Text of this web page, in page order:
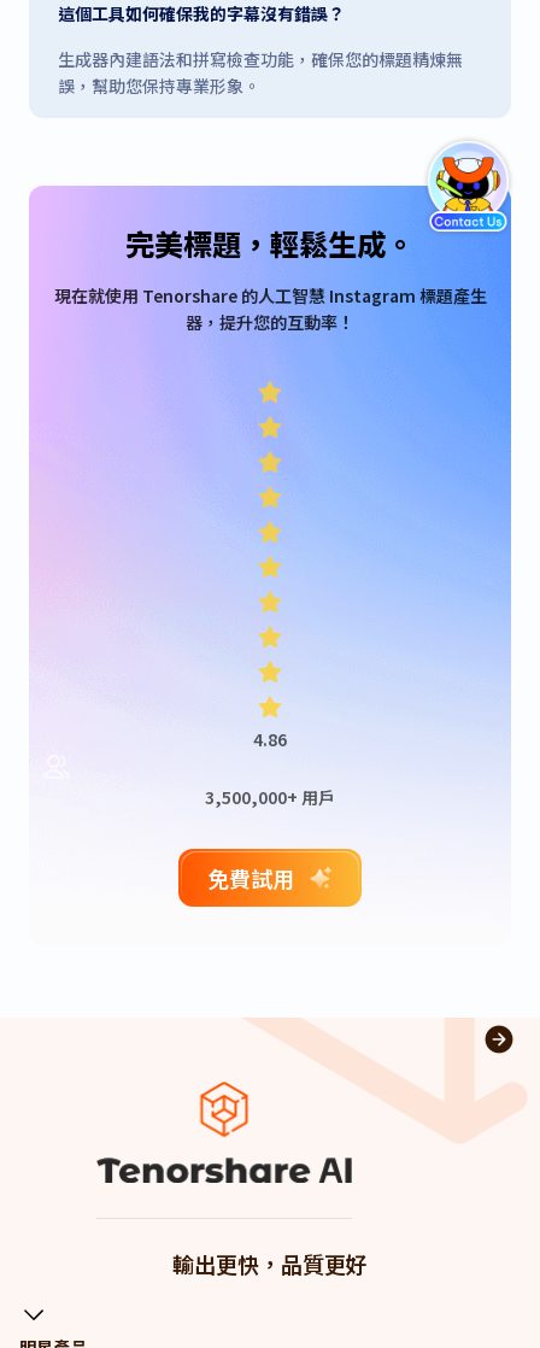
這個工具如何確保我的字幕沒有錯誤？
生成器內建語法和拼寫檢查功能，確保您的標題精煉無
誤，幫助您保持專業形象。
完美標題，輕鬆生成。
現在就使用 Tenorshare 的人工智慧 Instagram 標題產生
器，提升您的互動率！
4.86
3,500,000+ 用戶
免費試用
輸出更快，品質更好